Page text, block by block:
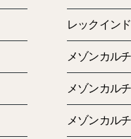
次の記
レックイン
メゾンカル
メゾンカル
メゾンカル